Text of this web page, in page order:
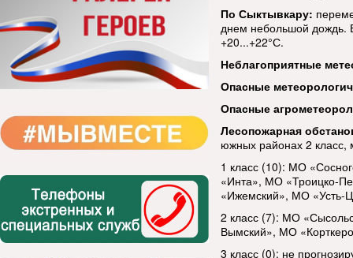
По Сыктывкару:
днем небольшой дождь.
+20...+22°С.
Неблагоприятные
Опасные
Опасные
Лесопожарная
южных районах 2
1 класс (10): МО
«Инта», МО «Троицко-
«Ижемский», МО «Усть-
2 класс (7): МО
Вымский», МО
3 класс (0): не